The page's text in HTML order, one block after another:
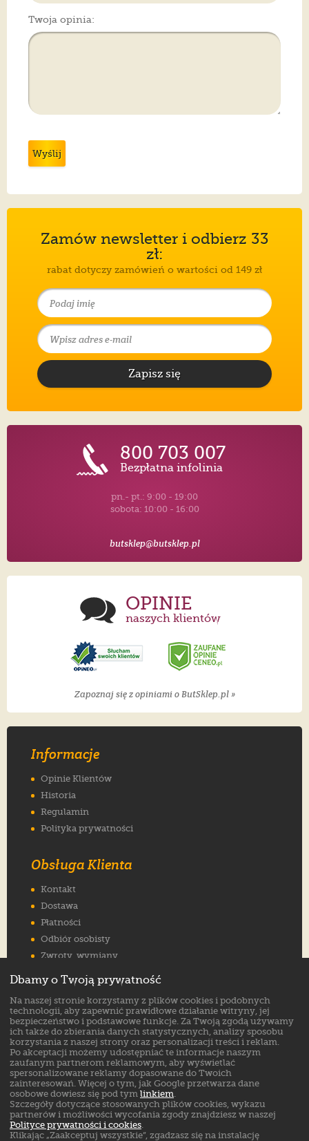
Twoja opinia:
Wyślij
Zamów newsletter i odbierz 33
zł:
rabat dotyczy zamówień o wartości od 149 zł
Zapisz się
800 703 007
Bezpłatna infolinia
pn.- pt.: 9:00 - 19:00
sobota: 10:00 - 16:00
butsklep@butsklep.pl
OPINIE
naszych klientów
Zapoznaj się z opiniami o ButSklep.pl »
Informacje
Opinie Klientów
Historia
Regulamin
Polityka prywatności
Obsługa Klienta
Kontakt
Dostawa
Płatności
Odbiór osobisty
Zwroty, wymiany
Jak wybrać rozmiar
FAQ
Znajdź nas na:
Dbamy o Twoją prywatność
Na naszej stronie korzystamy z plików cookies i podobnych
technologii, aby zapewnić prawidłowe działanie witryny, jej
bezpieczeństwo i podstawowe funkcje. Za Twoją zgodą używamy
ich także do zbierania danych statystycznych, analizy sposobu
korzystania z naszej strony oraz personalizacji treści i reklam.
Po akceptacji możemy udostępniać te informacje naszym
zaufanym partnerom reklamowym, aby wyświetlać
spersonalizowane reklamy dopasowane do Twoich
zainteresowań. Więcej o tym, jak Google przetwarza dane
osobowe dowiesz się pod tym linkiem.
Szczegóły dotyczące stosowanych plików cookies, wykazu
partnerów i możliwości wycofania zgody znajdziesz w naszej
Polityce prywatności i cookies.
Klikając „Zaakceptuj wszystkie”, zgadzasz się na instalację